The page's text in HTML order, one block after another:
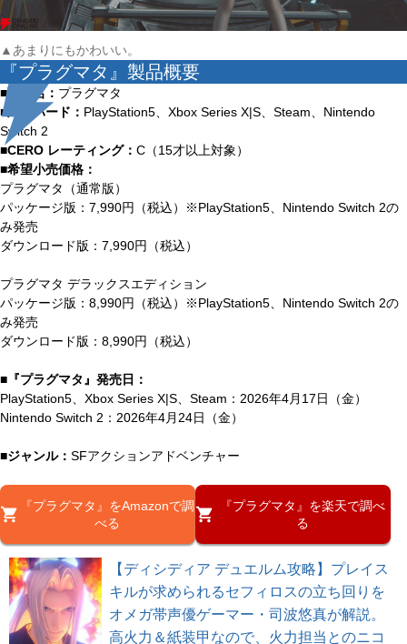
▲あまりにもかわいい。
『プラグマタ』製品概要
■商品名： プラグマタ
■対応ハード： PlayStation5、Xbox Series X|S、Steam、Nintendo
Switch 2
■CERO レーティング： C（15才以上対象）
■希望小売価格：
プラグマタ（通常版）
パッケージ版：7,990円（税込）※PlayStation5、Nintendo Switch 2の
み発売
ダウンロード版：7,990円（税込）
プラグマタ デラックスエディション
パッケージ版：8,990円（税込）※PlayStation5、Nintendo Switch 2の
み発売
ダウンロード版：8,990円（税込）
■『プラグマタ』発売日：
PlayStation5、Xbox Series X|S、Steam：2026年4月17日（金）
Nintendo Switch 2：2026年4月24日（金）
■ジャンル： SFアクションアドベンチャー
『プラグマタ』をAmazonで調
べる
『プラグマタ』を楽天で調べ
る
【ディシディア デュエルム攻略】プレイス
キルが求められるセフィロスの立ち回りを
オメガ帯声優ゲーマー・司波悠真が解説。
高火力＆紙装甲なので、火力担当とのニコ